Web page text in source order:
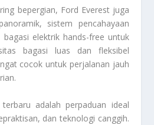
bepergian, Ford Everest juga
sistem pencahayaan
elektrik hands-free untuk
bagasi luas dan fleksibel
cocok untuk perjalanan jauh
adalah perpaduan ideal
dan teknologi canggih.